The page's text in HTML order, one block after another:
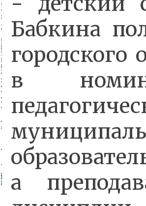
Бабкина
городского
в
а